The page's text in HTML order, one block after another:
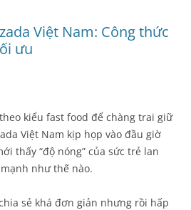
Việt Nam: Công thức
ưu
kiểu fast food để chàng trai giữ
Việt Nam kịp họp vào đầu giờ
thấy “độ nóng” của sức trẻ lan
như thế nào.
sẻ khá đơn giản nhưng rồi hấp